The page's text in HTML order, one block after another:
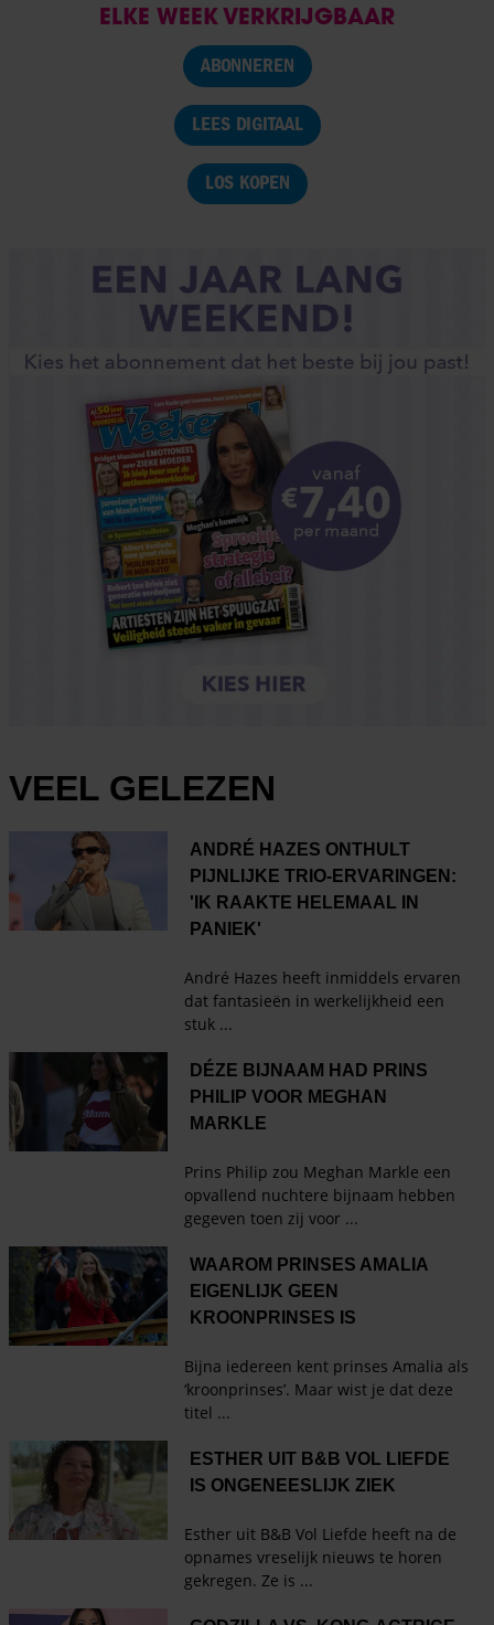
ELKE WEEK VERKRIJGBAAR
ABONNEREN
LEES DIGITAAL
LOS KOPEN